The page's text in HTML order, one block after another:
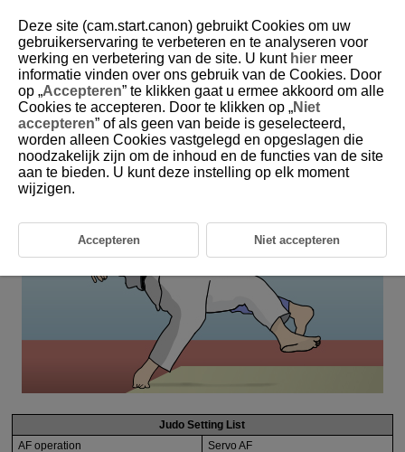
6-26 Judo
This setting is perfect for shooting subjects in changing positions
when their face is hidden, such as during judo matches.
Judo Setting List
AF operation
Servo AF
Deze site (cam.start.canon) gebruikt Cookies om uw
gebruikerservaring te verbeteren en te analyseren voor
werking en verbetering van de site. U kunt hier meer
informatie vinden over ons gebruik van de Cookies. Door
op „Accepteren” te klikken gaat u ermee akkoord om alle
Cookies te accepteren. Door te klikken op „Niet
accepteren” of als geen van beide is geselecteerd,
worden alleen Cookies vastgelegd en opgeslagen die
noodzakelijk zijn om de inhoud en de functies van de site
aan te bieden. U kunt deze instelling op elk moment
wijzigen.
Accepteren Niet accepteren